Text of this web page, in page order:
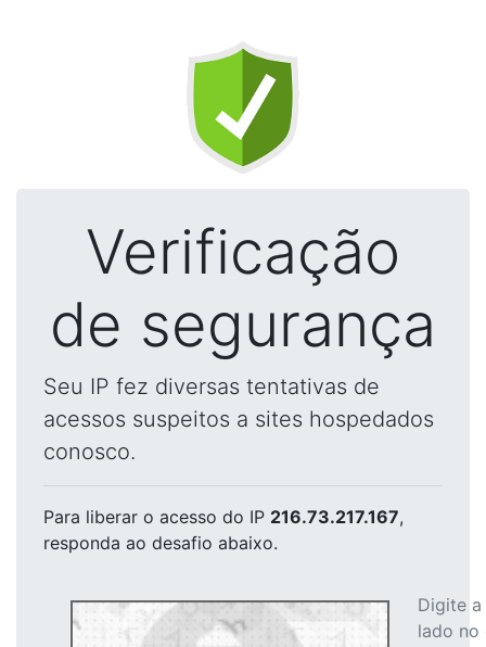
Verificação
de segurança
Seu IP fez diversas tentativas de
acessos suspeitos a sites hospedados
conosco.
Para liberar o acesso do IP 216.73.217.167,
responda ao desafio abaixo.
Digite
lado no